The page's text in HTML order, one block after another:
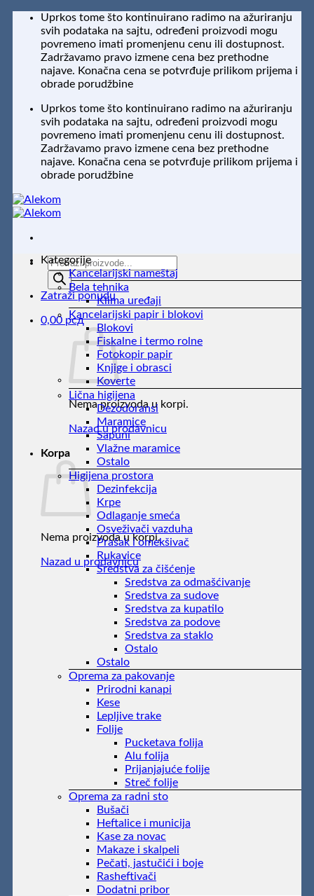
Preskoči
sadržaj
Uprkos tome što kontinuirano radimo na ažuriranju
svih podataka na sajtu, određeni proizvodi mogu
povremeno imati promenjenu cenu ili dostupnost.
Zadržavamo pravo izmene cena bez prethodne
najave. Konačna cena se potvrđuje prilikom prijema i
obrade porudžbine
Uprkos tome što kontinuirano radimo na ažuriranju
svih podataka na sajtu, određeni proizvodi mogu
povremeno imati promenjenu cenu ili dostupnost.
Zadržavamo pravo izmene cena bez prethodne
najave. Konačna cena se potvrđuje prilikom prijema i
obrade porudžbine
Products
search
Zatraži ponudu
0,00 рсд
Nema proizvoda u korpi.
Nazad u prodavnicu
Korpa
Nema proizvoda u korpi.
Nazad u prodavnicu
Kategorije
Kancelarijski nameštaj
Bela tehnika
Klima uređaji
Kancelarijski papir i blokovi
Blokovi
Fiskalne i termo rolne
Fotokopir papir
Knjige i obrasci
Koverte
Lična higijena
Dezodoransi
Maramice
Sapuni
Vlažne maramice
Ostalo
Higijena prostora
Dezinfekcija
Krpe
Odlaganje smeća
Osveživači vazduha
Prašak i omekšivač
Rukavice
Sredstva za čišćenje
Sredstva za odmašćivanje
Sredstva za sudove
Sredstva za kupatilo
Sredstva za podove
Sredstva za staklo
Ostalo
Ostalo
Oprema za pakovanje
Prirodni kanapi
Kese
Lepljive trake
Folije
Pucketava folija
Alu folija
Prijanjajuće folije
Streč folije
Oprema za radni sto
Bušači
Heftalice i municija
Kase za novac
Makaze i skalpeli
Pečati, jastučići i boje
Rasheftivači
Dodatni pribor